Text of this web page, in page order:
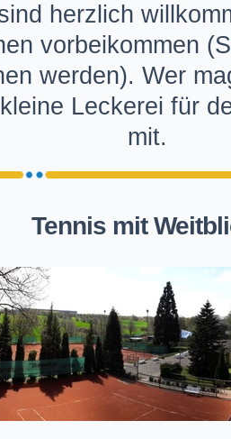
herzlich
vorbeikommen
werden). Wer
Leckerei für
mit.
Tennis mit